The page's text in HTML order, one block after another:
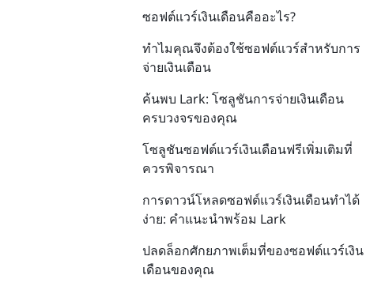
ซอฟต์แวร์เงินเดือนคืออะไร?
ทำไมคุณจึงต้องใช้ซอฟต์แวร์สำหรับการ
จ่ายเงินเดือน
ค้นพบ Lark: โซลูชันการจ่ายเงินเดือน
ครบวงจรของคุณ
โซลูชันซอฟต์แวร์เงินเดือนฟรีเพิ่มเติมที่
ควรพิจารณา
การดาวน์โหลดซอฟต์แวร์เงินเดือนทำได้
ง่าย: คำแนะนำพร้อม Lark
ปลดล็อกศักยภาพเต็มที่ของซอฟต์แวร์เงิน
เดือนของคุณ